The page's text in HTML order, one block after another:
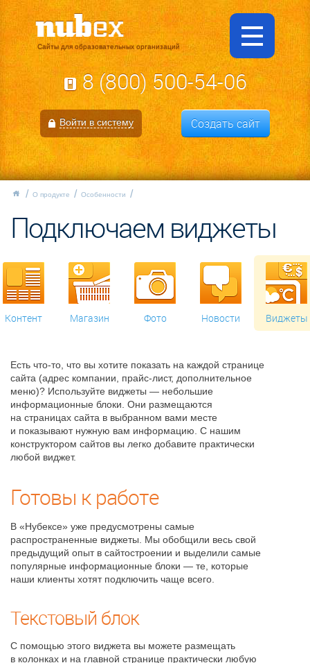
Сайты для образовательных организаций
8 (800) 500-54-06
Войти в систему Создать сайт
О продукте Особенности
Подключаем виджеты
Контент Магазин Фото Новости Виджеты
Есть что-то, что вы хотите показать на каждой странице
сайта (адрес компании, прайс-лист, дополнительное
меню)? Используйте виджеты — небольшие
информационные блоки. Они размещаются
на страницах сайта в выбранном вами месте
и показывают нужную вам информацию. С нашим
конструктором сайтов вы легко добавите практически
любой виджет.
Готовы к работе
В «Нубексе» уже предусмотрены самые
распространенные виджеты. Мы обобщили весь свой
предыдущий опыт в сайтостроении и выделили самые
популярные информационные блоки — те, которые
наши клиенты хотят подключить чаще всего.
Текстовый блок
С помощью этого виджета вы можете размещать
в колонках и на главной странице практически любую